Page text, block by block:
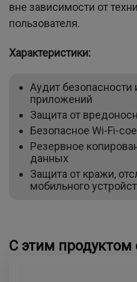
вне зависимости от
пользователя.
Характеристики:
Аудит
приложений
Защита от
Безопасное Wi-Fi-
Резервное
данных
Защита от кражи,
мобильного
С этим